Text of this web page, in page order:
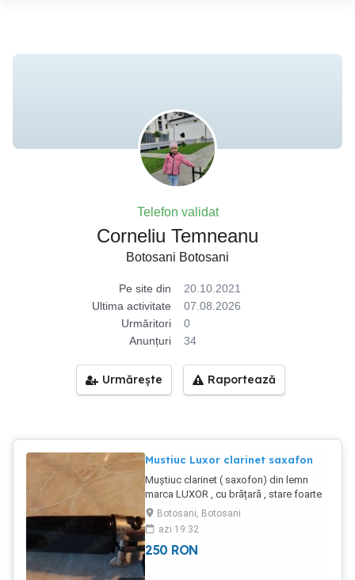
Telefon validat
Corneliu Temneanu
Botosani Botosani
Pe site din
20.10.2021
Ultima activitate
07.08.2026
Urmăritori
0
Anunțuri
34
Urmărește Raportează
Mustiuc Luxor clarinet saxafon
Muștiuc clarinet ( saxofon) din lemn
marca LUXOR , cu brățară , stare foarte
bună, 250 lei Plus poșta Plata in cont
BRD
Botosani, Botosani
azi 19:32
250 RON